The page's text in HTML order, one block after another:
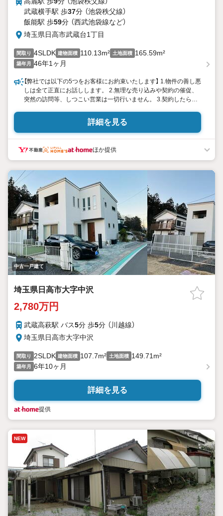
武蔵横手駅 歩37分 （池袋秩父線）
飯能駅 歩59分 （西武池袋線など）
埼玉県日高市武蔵台1丁目
間取り 4SLDK 建物面積 110.13m² 土地面積 165.59m²
築年月 46年1ヶ月
【弊社では以下の5つをお客様にお約束いたします】 1.物件の善し悪
しは全て正直にお話しします。 2.無理な売り込みや契約の催促、
突然の訪問等、しつこい営業は一切行いません。 3.契約したら終
あること。 4.ウソやおとり広告は一切使いません。(データ更新は
迅速に行います。） 5.お客様の個人情報は細心の注意を払って取り
扱いします。
詳細を見る
ほか提供
中古一戸建て
埼玉県日高市大字中沢
2,780万円
武蔵高萩駅 バス5分 歩5分 （川越線）
埼玉県日高市大字中沢
間取り 2SLDK 建物面積 107.7m² 土地面積 149.71m²
築年月 6年10ヶ月
詳細を見る
提供
NEW